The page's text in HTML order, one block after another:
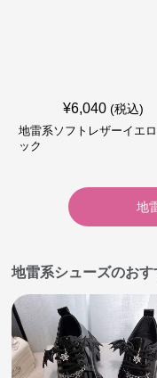
¥6,040 (税込)
地雷系ソフトレザーイエ
ック
地
地雷系シューズのお